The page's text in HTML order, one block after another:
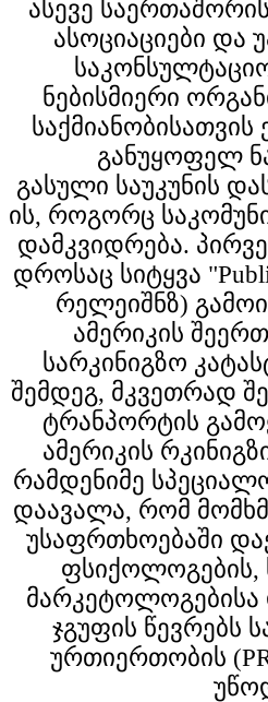
ასევე
ასოციაციები და
ნებისმიერი
განუყოფელ
გასული საუკუნის
ის, როგორც
დამკვიდრება.
დროსაც სიტყვა
რელეიშნზ)
ამერიკის
სარკინიგზო
შემდეგ, მკვეთრად
ტრანპორტის
ამერიკის
რამდენიმე
დაავალა, რომ
უსაფრთხოებაში
მარკეტოლოგებისა
ჯგუფის წევრებს
ურთიერთობის